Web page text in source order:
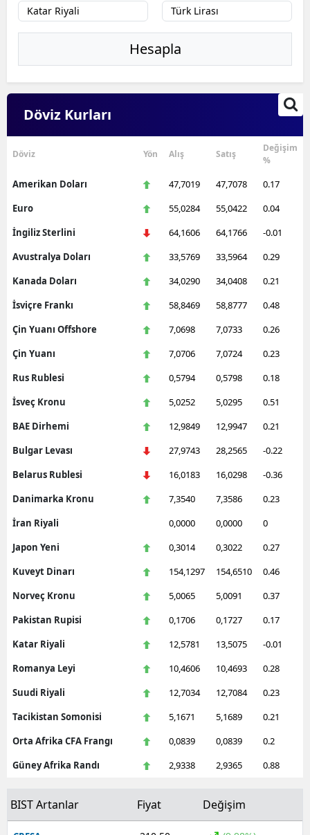
Hesapla
Döviz Kurları
Döviz Yön Alış Satış
Değişim
%
Amerikan Doları 47,7019 47,7078
0.17
Euro
55,0284 55,0422
0.04
İngiliz Sterlini
64,1606 64,1766
-0.01
Avustralya Doları
33,5769 33,5964
0.29
Kanada Doları
34,0290 34,0408
0.21
İsviçre Frankı
58,8469 58,8777
0.48
Çin Yuanı Offshore
7,0698 7,0733
0.26
Çin Yuanı
7,0706 7,0724
0.23
Rus Rublesi
0,5794 0,5798
0.18
İsveç Kronu
5,0252 5,0295
0.51
BAE Dirhemi
12,9849 12,9947
0.21
Bulgar Levası
27,9743 28,2565
-0.22
Belarus Rublesi
16,0183 16,0298
-0.36
Danimarka Kronu
7,3540 7,3586
0.23
İran Riyali
0,0000 0,0000
0
Japon Yeni
0,3014 0,3022
0.27
Kuveyt Dinarı
154,1297 154,6510
0.46
Norveç Kronu
5,0065 5,0091
0.37
Pakistan Rupisi
0,1706 0,1727
0.17
Katar Riyali
12,5781 13,5075
-0.01
Romanya Leyi
10,4606 10,4693
0.28
Suudi Riyali
12,7034 12,7084
0.23
Tacikistan Somonisi
5,1671 5,1689
0.21
Orta Afrika CFA Frangı
0,0839 0,0839
0.2
Güney Afrika Randı
2,9338 2,9365 0.88
BIST Artanlar Fiyat Değişim